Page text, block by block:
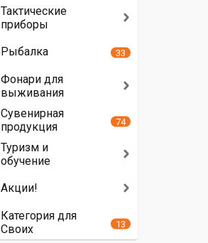
Тактические
приборы
Рыбалка
33
Фонари для
выживания
Сувенирная
продукция
74
Туризм и
обучение
Акции!
Категория для
Своих
13